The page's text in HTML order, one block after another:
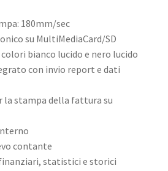
180mm/sec
su MultiMediaCard/SD
bianco lucido e nero lucido
con invio report e dati
la stampa della fattura su
contante
statistici e storici